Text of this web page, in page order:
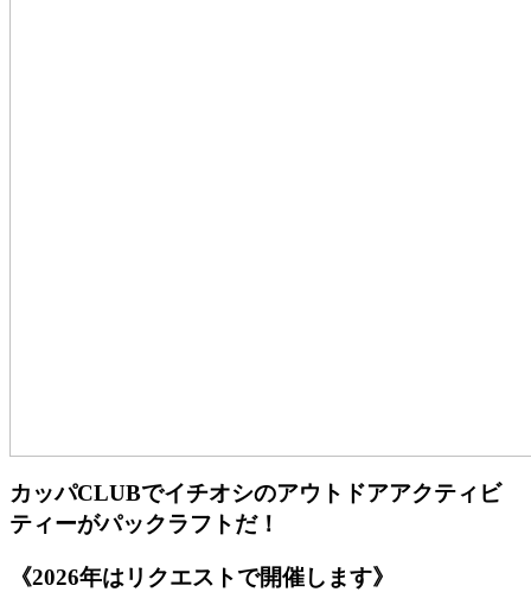
カッパCLUBでイチオシのアウトドアアクティビ
ティーがパックラフトだ！
《2026年はリクエストで開催します》